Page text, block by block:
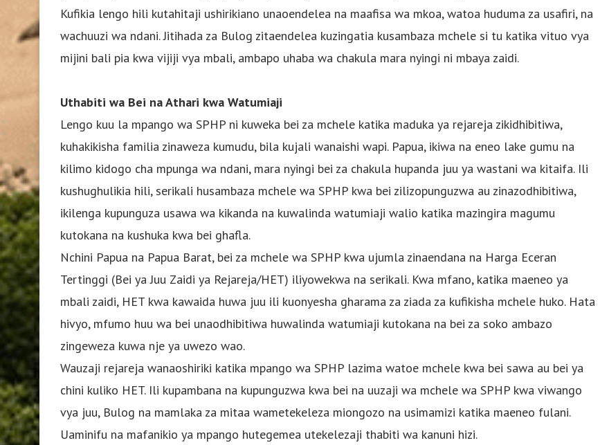
Kufikia lengo hili kutahitaji ushirikiano unaoendelea na maafisa wa mkoa, watoa huduma za usafiri, na
wachuuzi wa ndani. Jitihada za Bulog zitaendelea kuzingatia kusambaza mchele si tu katika vituo vya
mijini bali pia kwa vijiji vya mbali, ambapo uhaba wa chakula mara nyingi ni mbaya zaidi.
Uthabiti wa Bei na Athari kwa Watumiaji
Lengo kuu la mpango wa SPHP ni kuweka bei za mchele katika maduka ya rejareja zikidhibitiwa,
kuhakikisha familia zinaweza kumudu, bila kujali wanaishi wapi. Papua, ikiwa na eneo lake gumu na
kilimo kidogo cha mpunga wa ndani, mara nyingi bei za chakula hupanda juu ya wastani wa kitaifa. Ili
kushughulikia hili, serikali husambaza mchele wa SPHP kwa bei zilizopunguzwa au zinazodhibitiwa,
ikilenga kupunguza usawa wa kikanda na kuwalinda watumiaji walio katika mazingira magumu
kutokana na kushuka kwa bei ghafla.
Nchini Papua na Papua Barat, bei za mchele wa SPHP kwa ujumla zinaendana na Harga Eceran
Tertinggi (Bei ya Juu Zaidi ya Rejareja/HET) iliyowekwa na serikali. Kwa mfano, katika maeneo ya
mbali zaidi, HET kwa kawaida huwa juu ili kuonyesha gharama za ziada za kufikisha mchele huko. Hata
hivyo, mfumo huu wa bei unaodhibitiwa huwalinda watumiaji kutokana na bei za soko ambazo
zingeweza kuwa nje ya uwezo wao.
Wauzaji rejareja wanaoshiriki katika mpango wa SPHP lazima watoe mchele kwa bei sawa au bei ya
chini kuliko HET. Ili kupambana na kupunguzwa kwa bei na uuzaji wa mchele wa SPHP kwa viwango
vya juu, Bulog na mamlaka za mitaa wametekeleza miongozo na usimamizi katika maeneo fulani.
Uaminifu na mafanikio ya mpango hutegemea utekelezaji thabiti wa kanuni hizi.